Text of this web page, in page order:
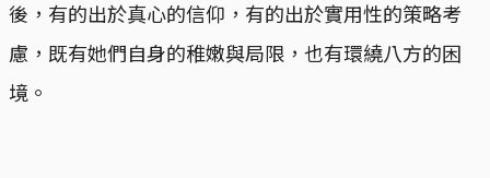
後，有的出於真心的信仰，有的出於實用性的策略考
慮，既有她們自身的稚嫩與局限，也有環繞八方的困
境。